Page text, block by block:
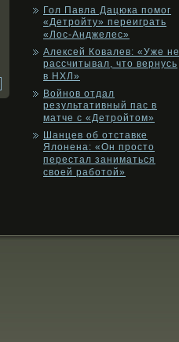
Гол Павла Дацюка помог
«Детройту» переиграть
«Лос-Анджелес»
Алексей Ковалев: «Уже не
рассчитывал, что вернусь
в НХЛ»
Войнов отдал
результативный пас в
матче с «Детройтом»
Шанцев об отставке
Ялонена: «Он просто
перестал заниматься
своей работой»